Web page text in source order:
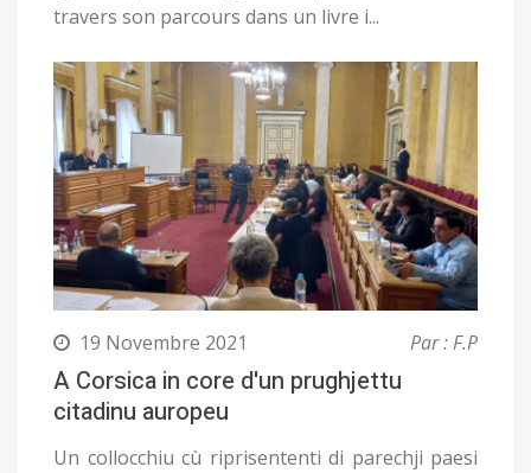
travers son parcours dans un livre i...
19 Novembre 2021 Par : F.P
A Corsica in core d'un prughjettu
citadinu auropeu
Un collocchiu cù riprisententi di parechji paesi